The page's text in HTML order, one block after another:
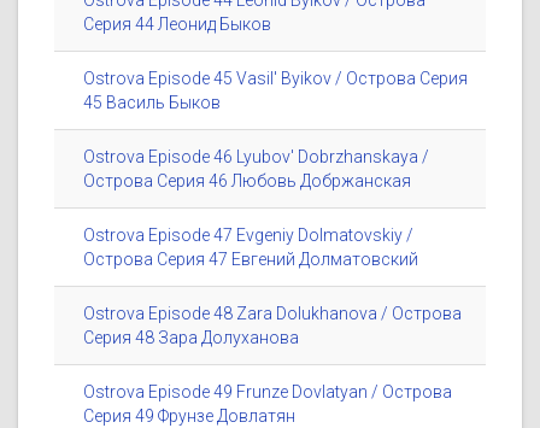
Серия 44 Леонид Быков
Ostrova Episode 45 Vasil' Byikov / Острова Серия
45 Василь Быков
Ostrova Episode 46 Lyubov' Dobrzhanskaya /
Острова Серия 46 Любовь Добржанская
Ostrova Episode 47 Evgeniy Dolmatovskiy /
Острова Серия 47 Евгений Долматовский
Ostrova Episode 48 Zara Dolukhanova / Острова
Серия 48 Зара Долуханова
Ostrova Episode 49 Frunze Dovlatyan / Острова
Серия 49 Фрунзе Довлатян